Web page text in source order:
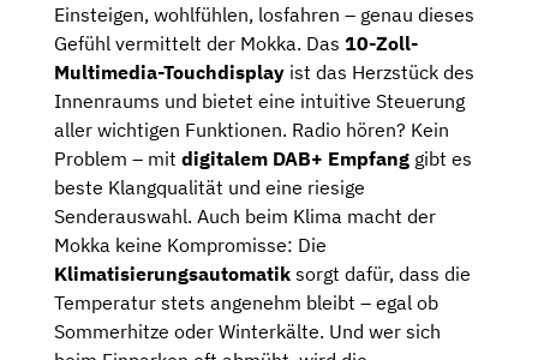
Einsteigen, wohlfühlen, losfahren – genau dieses
Gefühl vermittelt der Mokka. Das 10-Zoll-
Multimedia-Touchdisplay ist das Herzstück des
Innenraums und bietet eine intuitive Steuerung
aller wichtigen Funktionen. Radio hören? Kein
Problem – mit digitalem DAB+ Empfang gibt es
beste Klangqualität und eine riesige
Senderauswahl. Auch beim Klima macht der
Mokka keine Kompromisse: Die
Klimatisierungsautomatik sorgt dafür, dass die
Temperatur stets angenehm bleibt – egal ob
Sommerhitze oder Winterkälte. Und wer sich